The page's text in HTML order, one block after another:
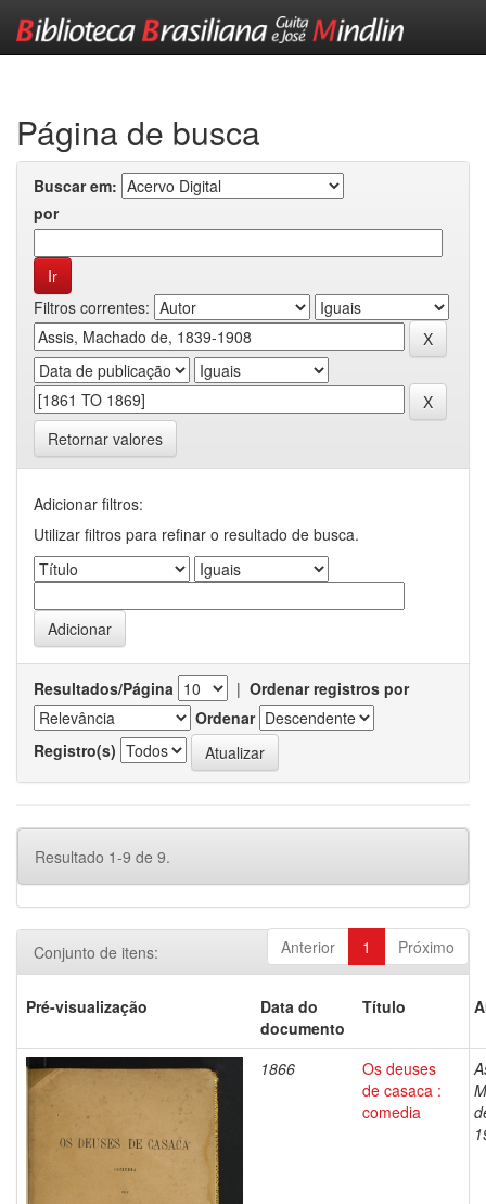
Página de busca
Buscar em:
por
Filtros correntes:
Retornar valores
Adicionar filtros:
Utilizar filtros para refinar o resultado de busca.
Resultados/Página | Ordenar registros por
Ordenar
Registro(s)
Resultado 1-9 de 9.
Anterior 1 Próximo
Conjunto de itens:
Pré-visualização
Data do
documento
Título
1866
Os deuses
de casaca :
comedia